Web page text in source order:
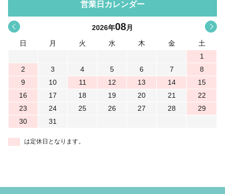
営業日カレンダー
< >
2026年08月
日
月 火 水 木 金
土
1
2
3 4 5 6 7
8
9
10 11 12 13 14
15
16
17 18 19 20 21
22
23
24 25 26 27 28
29
30
31
は定休日となります。